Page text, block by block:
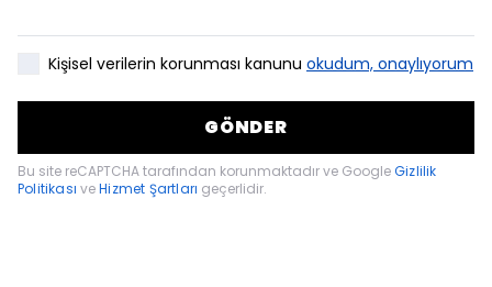
Kişisel verilerin korunması kanunu okudum, onaylıyorum
GÖNDER
Bu site reCAPTCHA tarafından korunmaktadır ve GoogleGizlilik
PolitikasıveHizmet Şartları geçerlidir.